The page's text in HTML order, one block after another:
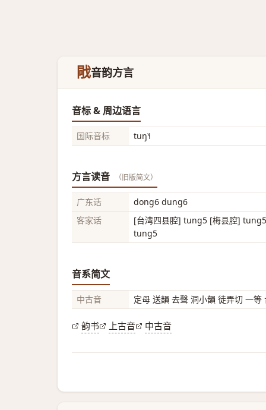
戙音韵方言
音标 & 周边语言
国际音标 tuŋ˥˧
方言读音 （旧版简文）
广东话
dong6 dung6
客家话
[台湾四县腔] tung5 [梅县腔]
tung5
音系简文
中古音 定母 送韻 去聲 洞小韻 徒弄切 一等
韵书 上古音 中古音